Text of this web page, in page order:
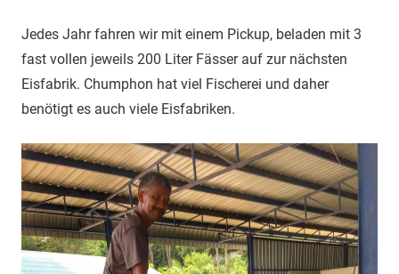
Jedes Jahr fahren wir mit einem Pickup, beladen mit 3
fast vollen jeweils 200 Liter Fässer auf zur nächsten
Eisfabrik. Chumphon hat viel Fischerei und daher
benötigt es auch viele Eisfabriken.